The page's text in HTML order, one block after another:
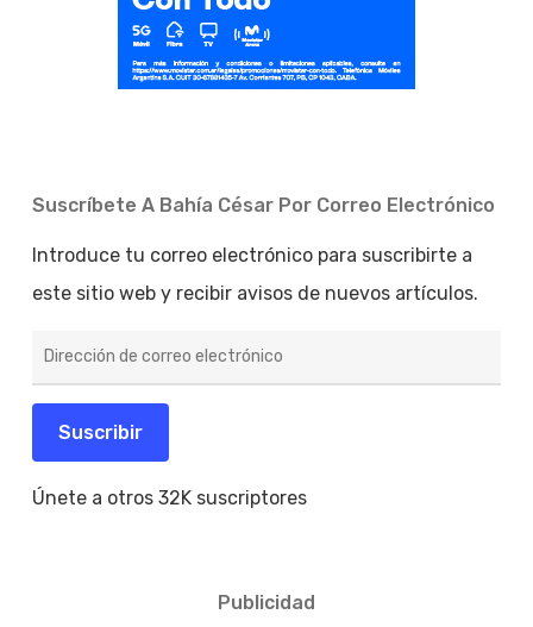
Suscríbete A Bahía César Por Correo Electrónico
Introduce tu correo electrónico para suscribirte a
este sitio web y recibir avisos de nuevos artículos.
de
electrónico
Suscribir
Únete a otros 32K suscriptores
Publicidad